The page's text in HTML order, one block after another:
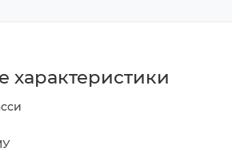
характеристики